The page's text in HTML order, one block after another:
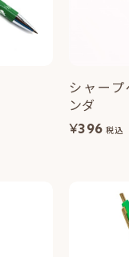
シャー
ンダ
¥396 税込